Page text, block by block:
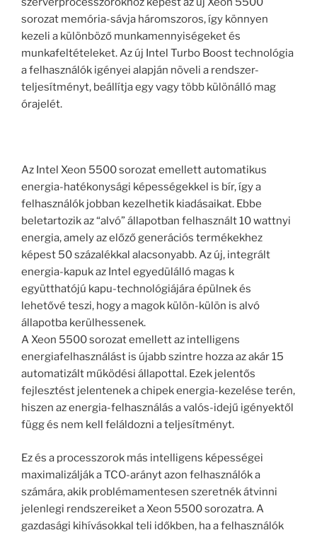
sorozat memória-sávja háromszoros, így könnyen
kezeli a különböző munkamennyiségeket és
munkafeltételeket. Az új Intel Turbo Boost technológia
a felhasználók igényei alapján növeli a rendszer-
teljesítményt, beállítja egy vagy több különálló mag
órajelét.
Az Intel Xeon 5500 sorozat emellett automatikus
energia-hatékonysági képességekkel is bír, így a
felhasználók jobban kezelhetik kiadásaikat. Ebbe
beletartozik az “alvó” állapotban felhasznált 10 wattnyi
energia, amely az előző generációs termékekhez
képest 50 százalékkal alacsonyabb. Az új, integrált
energia-kapuk az Intel egyedülálló magas k
együtthatójú kapu-technológiájára épülnek és
lehetővé teszi, hogy a magok külön-külön is alvó
állapotba kerülhessenek.
A Xeon 5500 sorozat emellett az intelligens
energiafelhasználást is újabb szintre hozza az akár 15
automatizált működési állapottal. Ezek jelentős
fejlesztést jelentenek a chipek energia-kezelése terén,
hiszen az energia-felhasználás a valós-idejű igényektől
függ és nem kell feláldozni a teljesítményt.
Ez és a processzorok más intelligens képességei
maximalizálják a TCO-arányt azon felhasználók a
számára, akik problémamentesen szeretnék átvinni
jelenlegi rendszereiket a Xeon 5500 sorozatra. A
gazdasági kihívásokkal teli időkben, ha a felhasználók